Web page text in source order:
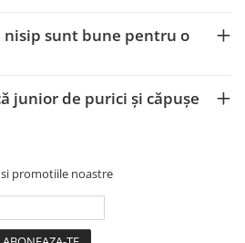
nisip sunt bune pentru o
junior de purici și căpușe
promotiile noastre